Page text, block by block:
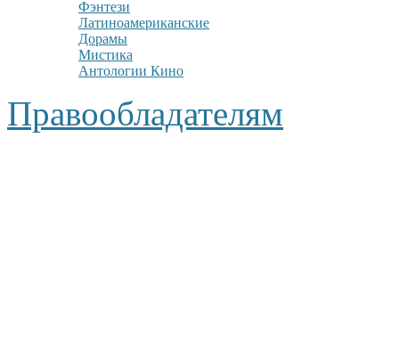
Фэнтези
Латиноамериканские
Дорамы
Мистика
Антологии Кино
Правообладателям